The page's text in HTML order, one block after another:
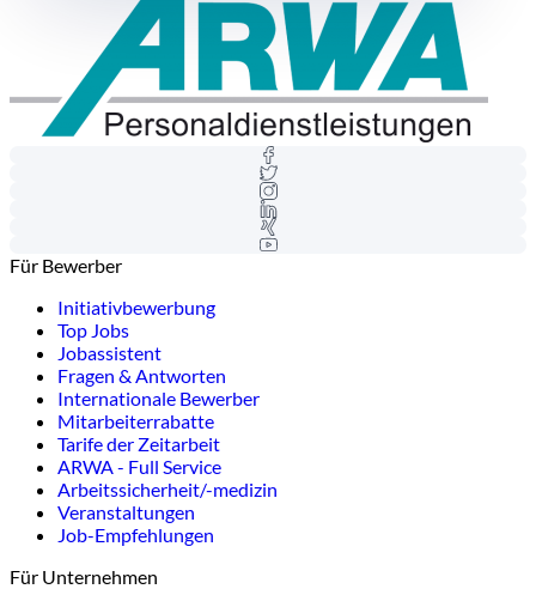
Für Bewerber
Initiativbewerbung
Top Jobs
Jobassistent
Fragen & Antworten
Internationale Bewerber
Mitarbeiterrabatte
Tarife der Zeitarbeit
ARWA - Full Service
Arbeitssicherheit/-medizin
Veranstaltungen
Job-Empfehlungen
Für Unternehmen